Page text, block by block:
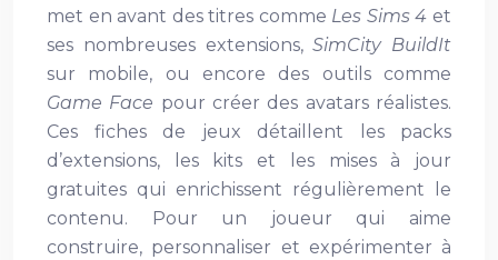
met en avant des titres comme Les Sims 4 et
ses nombreuses extensions,SimCity BuildIt
sur mobile, ou encore des outils comme
Game Face pour créer des avatars réalistes.
Ces fiches de jeux détaillent les packs
d’extensions, les kits et les mises à jour
gratuites qui enrichissent régulièrement le
contenu. Pour un joueur qui aime
construire, personnaliser et expérimenter à